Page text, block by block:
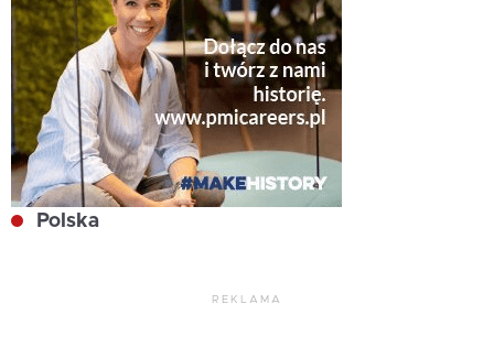
Polska
REKLAMA